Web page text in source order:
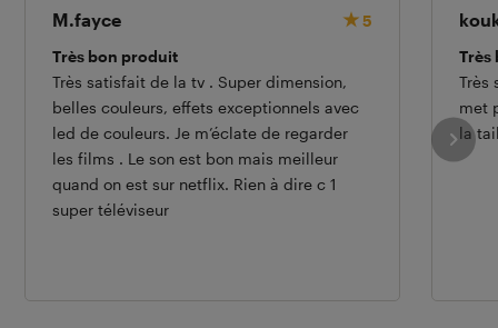
M.fayce
5
Très bon produit
Très satisfait de la tv . Super dimension,
belles couleurs, effets exceptionnels avec
led de couleurs. Je m’éclate de regarder
les films . Le son est bon mais meilleur
quand on est sur netflix. Rien à dire c 1
super téléviseur
Très
Très
met
la